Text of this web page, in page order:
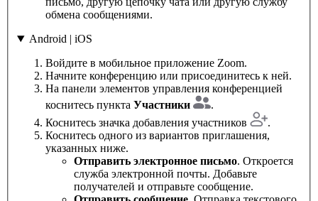
обмена сообщениями.
Android | iOS
Войдите в мобильное приложение Zoom.
Начните конференцию или присоединитесь к ней.
На панели элементов управления конференцией
коснитесь пункта Участники
.
Коснитесь значка добавления участников
.
Коснитесь одного из вариантов приглашения,
указанных ниже.
Отправить электронное письмо. Откроется
служба электронной почты. Добавьте
получателей и отправьте сообщение.